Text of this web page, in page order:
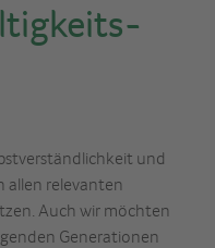
und
allen relevanten
Auch wir möchten
Generationen